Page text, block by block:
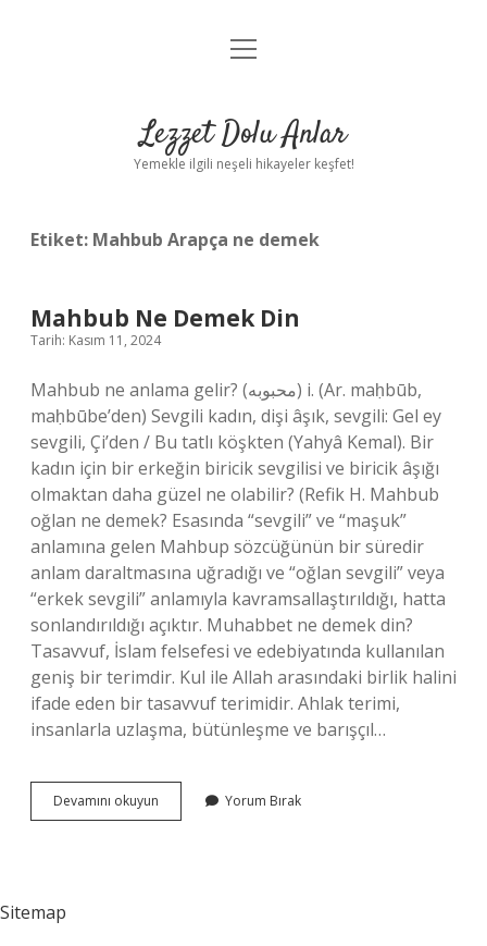
Anasayfa
Yasal Uyarı
menüyü
Lezzet Dolu Anlar
Yemekle ilgili neşeli hikayeler keşfet!
Etiket: Mahbub Arapça ne demek
Mahbub Ne Demek Din
Tarih: Kasım 11, 2024
Mahbub ne anlama gelir? (ﻣﺤﺒﻮﺑﻪ) i. (Ar. maḥbūb,
maḥbūbe’den) Sevgili kadın, dişi âşık, sevgili: Gel ey
sevgili, Çi’den / Bu tatlı köşkten (Yahyâ Kemal). Bir
kadın için bir erkeğin biricik sevgilisi ve biricik âşığı
olmaktan daha güzel ne olabilir? (Refik H. Mahbub
oğlan ne demek? Esasında “sevgili” ve “maşuk”
anlamına gelen Mahbup sözcüğünün bir süredir
anlam daraltmasına uğradığı ve “oğlan sevgili” veya
“erkek sevgili” anlamıyla kavramsallaştırıldığı, hatta
sonlandırıldığı açıktır. Muhabbet ne demek din?
Tasavvuf, İslam felsefesi ve edebiyatında kullanılan
geniş bir terimdir. Kul ile Allah arasındaki birlik halini
ifade eden bir tasavvuf terimidir. Ahlak terimi,
insanlarla uzlaşma, bütünleşme ve barışçıl…
Devamını okuyun Mahbub
Ne
Yorum Bırak
Sitemap